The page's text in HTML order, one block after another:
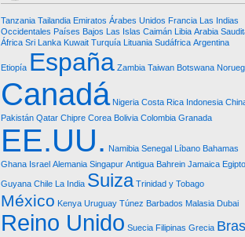
Tanzania Tailandia Emiratos Árabes Unidos Francia Las Indias
Occidentales Países Bajos Las Islas Caimán Libia Arabia
África Sri Lanka Kuwait Turquía Lituania Sudáfrica Argentina
Etiopía España Zambia Taiwan Botswana
Canadá Nigeria Costa Rica Indonesia
Pakistán Qatar Chipre Corea Bolivia Colombia Granada
EE.UU. Namibia Senegal Líbano Bahamas
Ghana Israel Alemania Singapur Antigua Bahrein Jamaica Egipto
Guyana Chile La India Suiza Trinidad y Tobago
México Kenya Uruguay Túnez Barbados Malasia Dubai
Reino Unido Suecia Filipinas Grecia